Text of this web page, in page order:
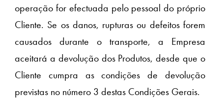
operação for efectuada pelo pessoal do próprio
Cliente. Se os danos, rupturas ou defeitos forem
causados durante o transporte, a Empresa
aceitará a devolução dos Produtos, desde que o
Cliente cumpra as condições de devolução
previstas no número 3 destas Condições Gerais.